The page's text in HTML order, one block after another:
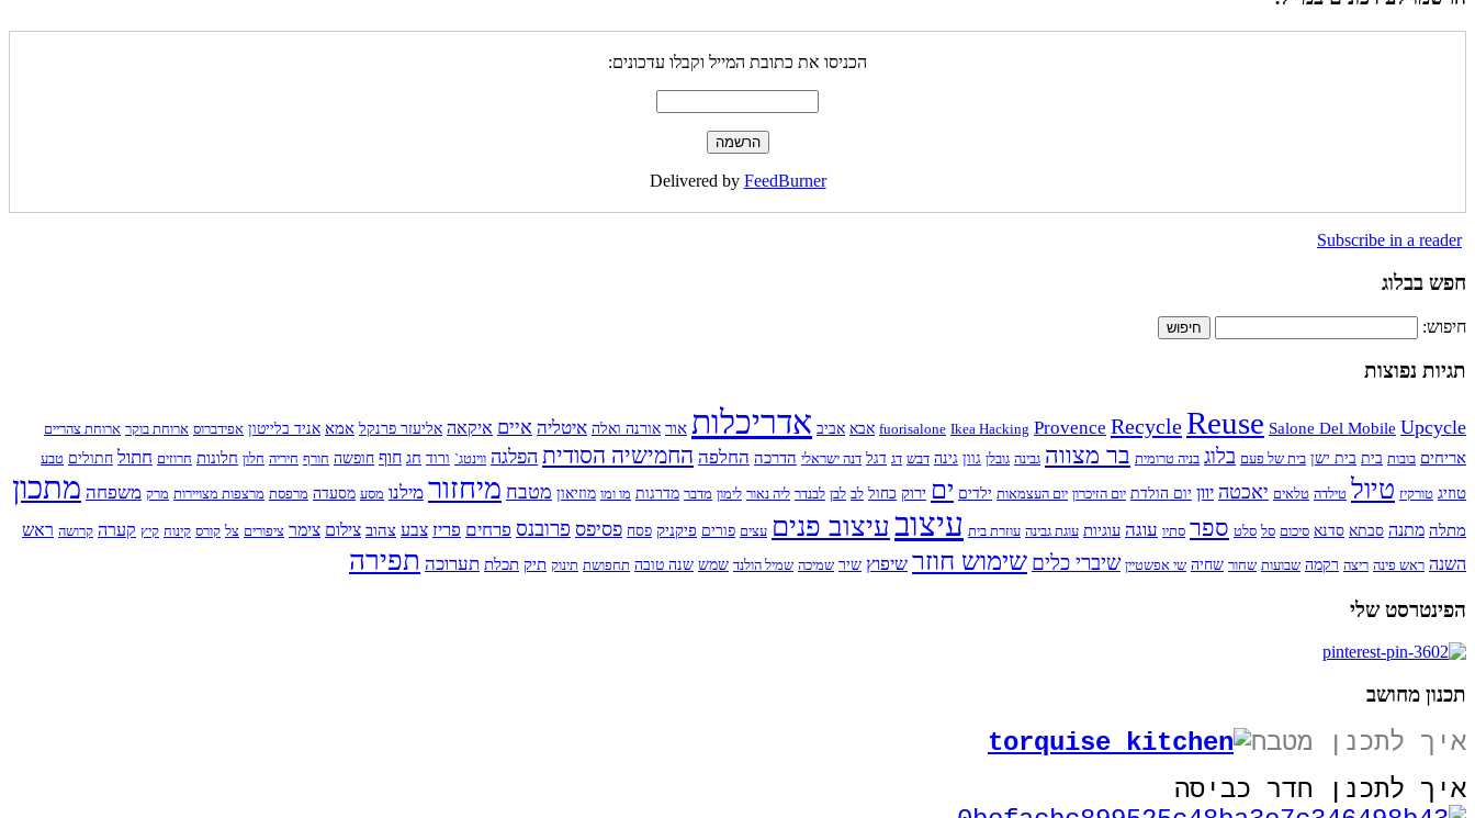
הכניסו את כתובת המייל וקבלו עדכונים:
Delivered by FeedBurner
Subscribe in a reader
חפש בבלוג
חיפוש:
תגיות נפוצות
fuorisalone Ikea Hacking Provence RecycleReuse Salone Del Mobile Upcycle אבא אביב אדריכלות אור אורנה ואלה איטליה איים איקאה אליעזר פרנקל אמא אניד בלייטון אפידברוס ארוחת בוקר ארוחת צהריים
אריחים בובות בית בית ישן בית של פעם בלוג בניה טרומית בר מצווה גבינה גובלן גוון גינה דבש דג דגל דנה ישראלי הדרכה החלפה החמישיה הסודית הפלגה ווינטג` ורוד חג חוף חופשה חורף חיריה חלון חלונות חרוזים חתול חתולים טבע
טוזיג טורקיז טיול טילדה טלאים יאכטה יוון יום הולדת יום הזיכרון יום העצמאות ילדים ים ירוק כחול לב לבן לבנדר ליה נאור לימון מדבר מדרגות מו ומו מוזיאון מטבח מיחזור מילנו מסע מסעדה מרפסת מרצפות מצויירות מרק משפחה מתכון
מתלה מתנה סבתא סדנא סיכום סל סלט ספר סתיו עוגה עוגיות עוגת גבינה עוזרת בית עיצוב עיצוב פנים עצים פורים פיקניק פסח פסיפס פרובנס פרחים פריז צבע צהוב צילום צימר ציפורים צל קורס קינוח קיץ קערה קרושה ראש
השנה ראש פינה ריצה רקמה שבועות שחור שחיה שי אפשטיין שיברי כלים שימוש חוזר שיפוץ שיר שמיכה שמיל הולנד שמש שנה טובה תחפושת תינוק תיק תכלת תערוכה תפירה
הפינטרסט שלי
תכנון מחושב
איך לתכנן מטבח
איך לתכנן חדר כביסה